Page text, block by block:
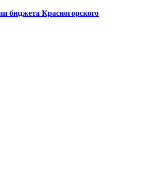
бюджета Красногорского